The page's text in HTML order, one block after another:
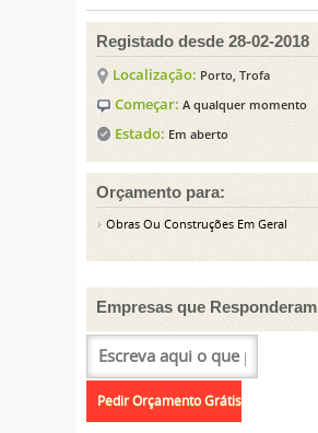
Registado desde 28-02-2018
Localização: Porto, Trofa
Começar: A qualquer momento
Estado: Em aberto
Orçamento para:
Obras Ou Construções Em Geral
Empresas que Responderam